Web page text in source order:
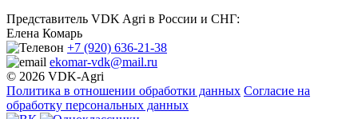
Представитель VDK Agri в России и СНГ:
Елена Комарь
+7 (920) 636-21-38
ekomar-vdk@mail.ru
© 2026 VDK-Agri
Политика в отношении обработки данных Согласие на
обработку персональных данных